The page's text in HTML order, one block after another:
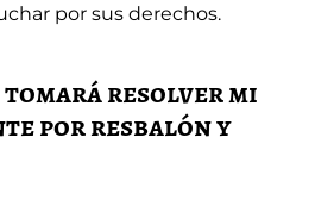
por sus derechos.
tomará resolver mi
por resbalón y